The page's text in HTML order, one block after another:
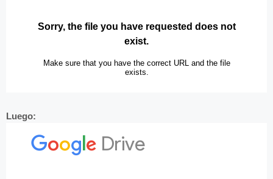
Luego: